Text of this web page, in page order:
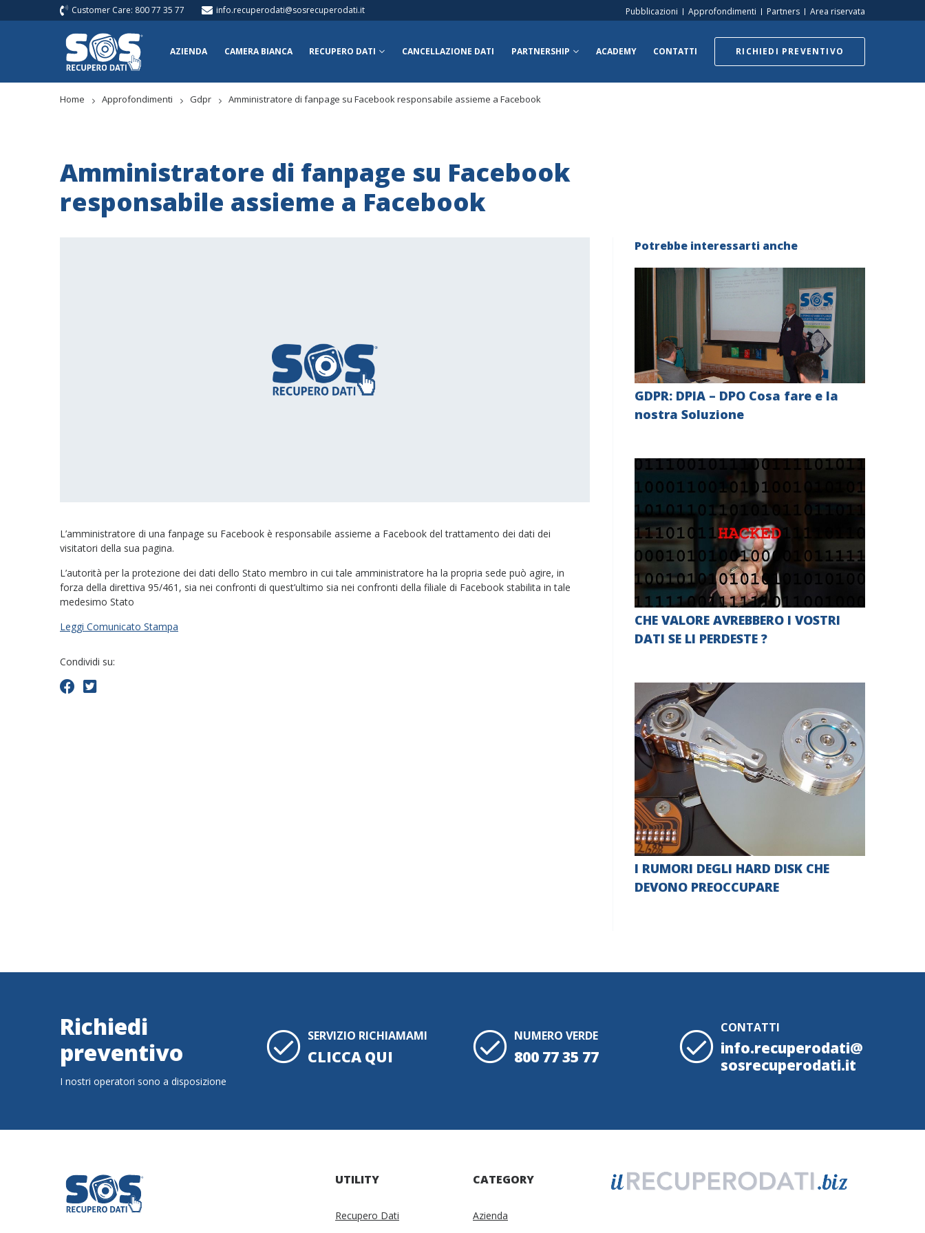
Customer Care: 800 77 35 77 info.recuperodati@sosrecuperodati.it Pubblicazioni Approfondimenti Partners Area riservata
AZIENDA CAMERA BIANCA RECUPERO DATI CANCELLAZIONE DATI PARTNERSHIP ACADEMY CONTATTI RICHIEDI PREVENTIVO
Home Approfondimenti Gdpr Amministratore di fanpage su Facebook responsabile assieme a Facebook
Amministratore di fanpage su Facebook
responsabile assieme a Facebook
L’amministratore di una fanpage su Facebook è responsabile assieme a Facebook del trattamento dei dati dei
visitatori della sua pagina.
L’autorità per la protezione dei dati dello Stato membro in cui tale amministratore ha la propria sede può agire, in
forza della direttiva 95/461, sia nei confronti di quest’ultimo sia nei confronti della filiale di Facebook stabilita in tale
medesimo Stato
Leggi Comunicato Stampa
Condividi su:
Potrebbe interessarti anche
GDPR: DPIA – DPO Cosa fare e la
nostra Soluzione
CHE VALORE AVREBBERO I VOSTRI
DATI SE LI PERDESTE ?
I RUMORI DEGLI HARD DISK CHE
DEVONO PREOCCUPARE
Richiedi
preventivo
I nostri operatori sono a disposizione
SERVIZIO RICHIAMAMI
CLICCA QUI
NUMERO VERDE
800 77 35 77
CONTATTI
info.recuperodati@
sosrecuperodati.it
UTILITY
Recupero Dati
CATEGORY
Azienda